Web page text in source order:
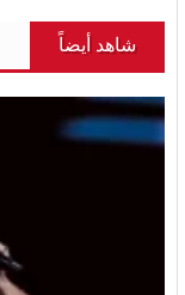
شاهد أيضاً